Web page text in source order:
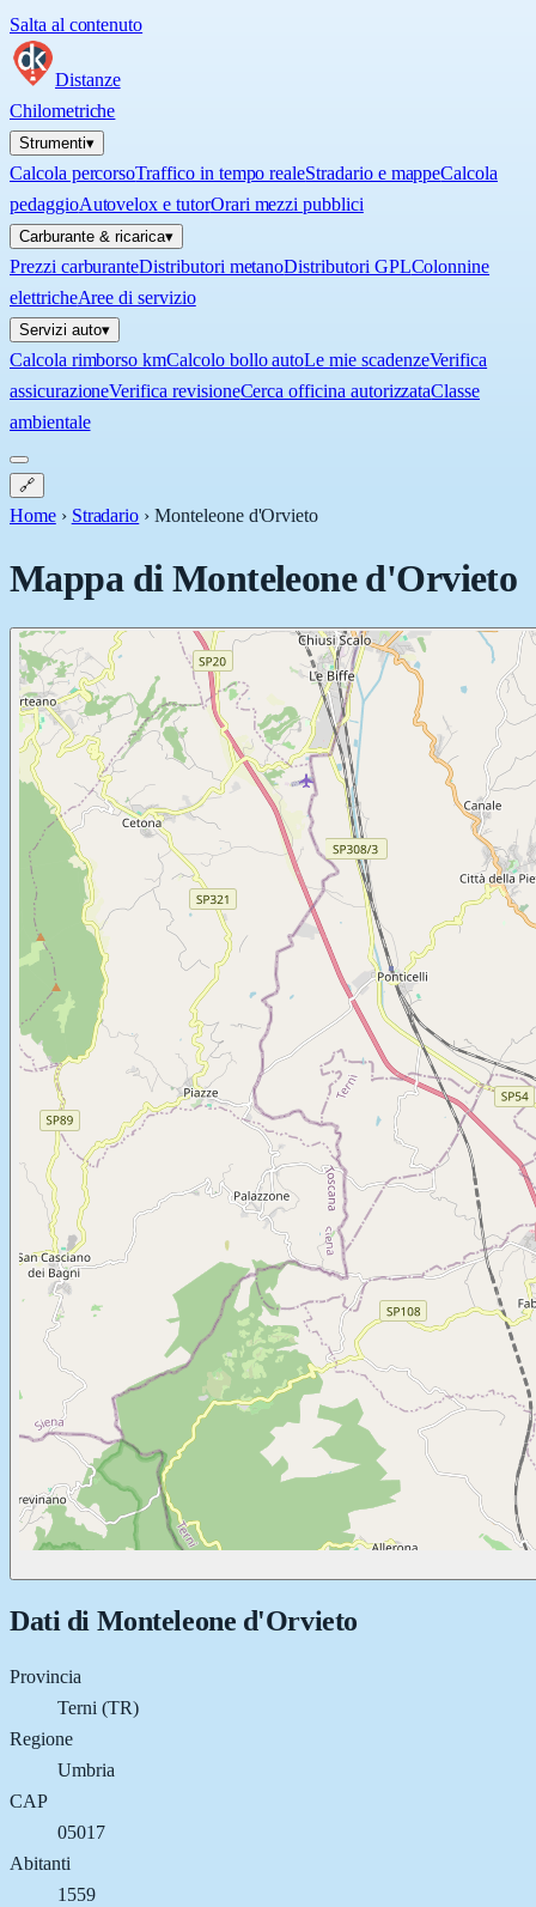
Salta al contenuto
Distanze
Chilometriche
Strumenti▾
Calcola percorsoTraffico in tempo realeStradario e mappeCalcola
pedaggioAutovelox e tutorOrari mezzi pubblici
Carburante & ricarica▾
Prezzi carburanteDistributori metanoDistributori GPLColonnine
elettricheAree di servizio
Servizi auto▾
Calcola rimborso kmCalcolo bollo autoLe mie scadenzeVerifica
assicurazioneVerifica revisioneCerca officina autorizzataClasse
ambientale
🔗
Home › Stradario ›Monteleone d'Orvieto
Mappa diMonteleone d'Orvieto
Dati di Monteleone d'Orvieto
Provincia
Terni (TR)
Regione
Umbria
CAP
05017
Abitanti
1559